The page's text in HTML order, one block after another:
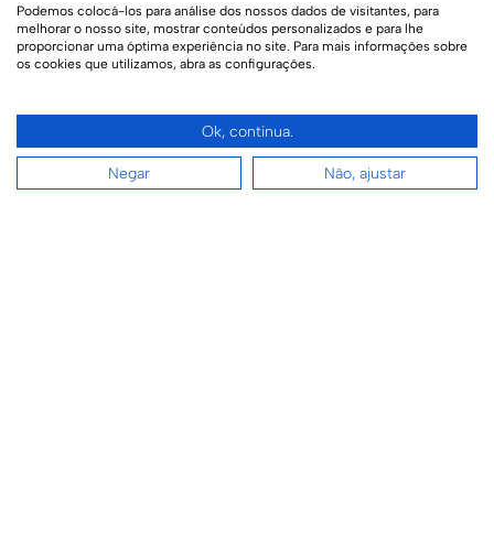
Pulse
Cyrela by Pininfarina
Península Ponta da Figueira
Reserva Sangiovese
Murano
Mirador Residence
Podemos colocá-los para análise dos nossos dados de visitantes, para
melhorar o nosso site, mostrar conteúdos personalizados e para lhe
proporcionar uma óptima experiência no site. Para mais informações sobre
os cookies que utilizamos, abra as configurações.
Ok, continua.
Negar Não, ajustar